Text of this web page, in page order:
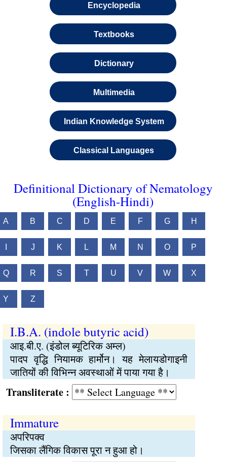
Encyclopedia
Textbooks
Dictionary
Multimedia
Indian Knowledge System
Classical Languages
Definitional Dictionary of Nematology
(English-Hindi)
A B C D E F G H
J K L M N O P
Q R S T U V W X
Y Z
I.B.A. (indole butyric acid)
आइ.बी.ए. (इंडोल ब्यूटिरिक अम्ल)
पादप वृद्धि नियामक हार्मोन। यह मेलायडोगाइनी
जातियों की विभिन्न अवस्थाओं में पाया गया है।
:
Immature
अपरिपक्व
जिसका लैंगिक विकास पूरा न हुआ हो।